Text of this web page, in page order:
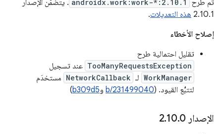
تم طرح
androidx.work:work-*:2.10.1 . يتضمّن الإصدار
2.10.1 هذه التعديلات.
إصلاح الأخطاء
تقليل احتمالية طرح
TooManyRequestsException عند تسجيل
WorkManager لـ NetworkCallback مستخدَم
لتتبُّع القيود. (b/231499040 وb309d5
)
الإصدار 2 .10.0